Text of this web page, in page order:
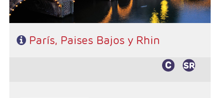
París, Paises Bajos y Rhin